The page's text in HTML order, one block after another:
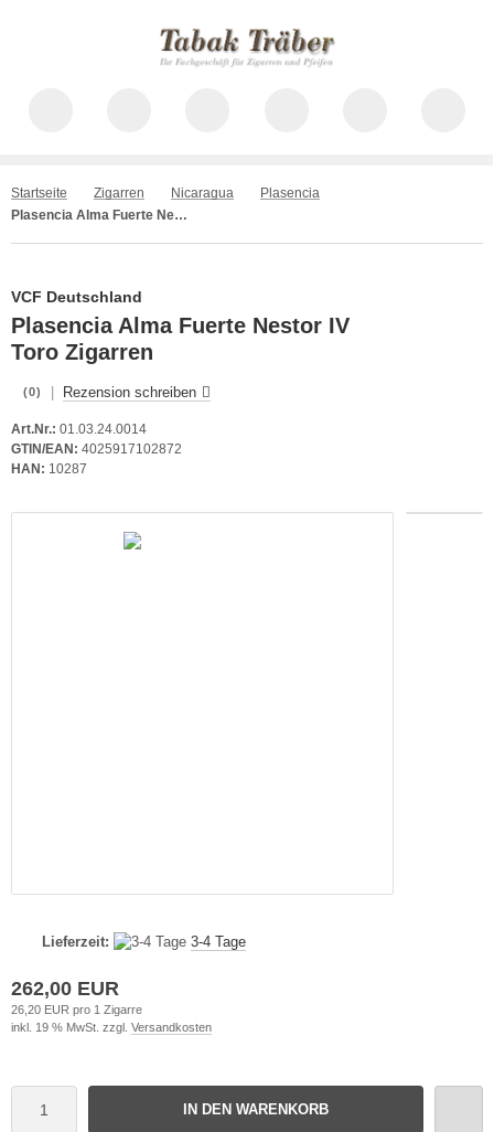
Startseite Zigarren Nicaragua
Plasencia
Plasencia Alma Fuerte Nestor IV Toro
VCF Deutschland
Plasencia Alma Fuerte Nestor IV
Toro Zigarren
(0) Rezension schreiben
Art.Nr.: 01.03.24.0014
GTIN/EAN: 4025917102872
HAN: 10287
Lieferzeit: 3-4 Tage
262,00 EUR
26,20 EUR pro 1 Zigarre
inkl. 19 % MwSt. zzgl. Versandkosten
IN DEN WARENKORB